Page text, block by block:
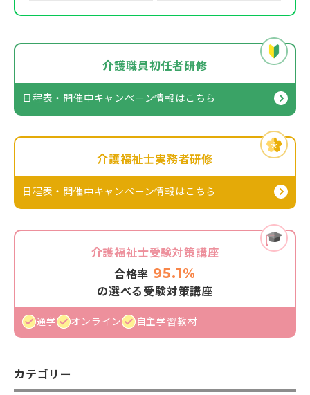
介護職員初任者研修
日程表・開催中キャンペーン情報 はこちら
介護福祉士実務者研修
日程表・開催中キャンペーン情報 はこちら
介護福祉士受験対策講座
合格率 95.1%
の選べる受験対策講座
通学 オンライン 自主学習教材
カテゴリー